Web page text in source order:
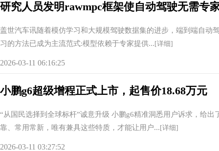
研究人员发明rawmpc框架使自动驾驶无需专
盖世汽车讯随着模仿学习和大规模驾驶数据集的进步，端到端自动
习的方法已成为主流范式:模型依赖于专家提供... [详细]
2026-03-11 06:16:25
小鹏g6超级增程正式上市，起售价18.68万元
“从国民选择到全球标杆”诚意升级 小鹏g6精准洞悉用户诉求，给
靠、常用常新，唯有兼具这些特质，才能让用户... [详细]
2026-03-11 03:27:52